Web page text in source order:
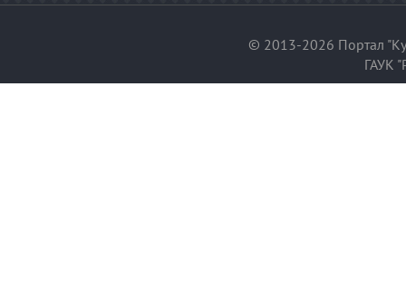
© 2013-2026 Портал
ГАУК